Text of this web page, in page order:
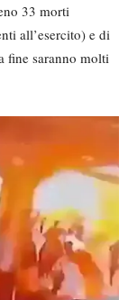
33 morti
all’esercito) e di
fine saranno molti